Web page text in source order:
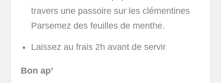
travers une passoire sur les clémentines
Parsemez des feuilles de menthe.
Laissez au frais 2h avant de servir
Bon ap’